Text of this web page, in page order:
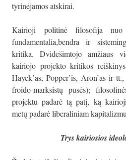
tyrinėjamos atskirai.
Kairioji politinė filosofija
fundamentalia,bendra ir
kritika. Dvidešimtojo amžiaus
kairiojo projekto kritikos
Hayek’as, Popper’is, Aron’as ir
froido-marksistų pusės);
projektu padarė tą patį, ką
metų padarė liberaliniam
Trys kairiosios